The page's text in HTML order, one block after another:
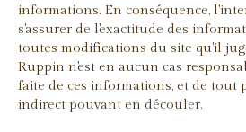
informations. En conséquence,
s'assurer de l'exactitude des
toutes modifications du site qu'il
Ruppin n'est en aucun cas
faite de ces informations, et de tout
indirect pouvant en découler.